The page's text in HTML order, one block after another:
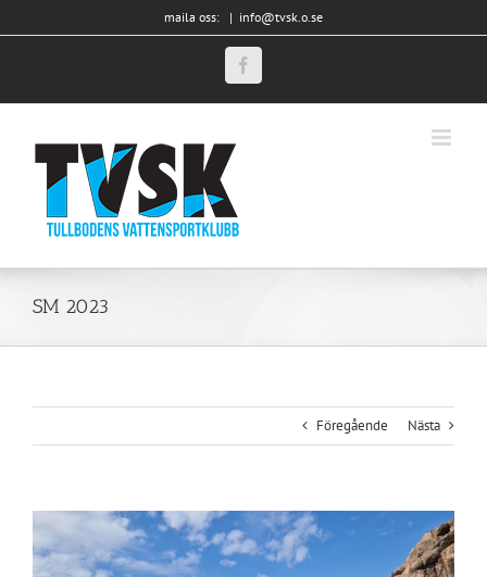
till
maila oss: | info@tvsk.o.se
Facebook
SM 2023
Föregående Nästa
större
bild